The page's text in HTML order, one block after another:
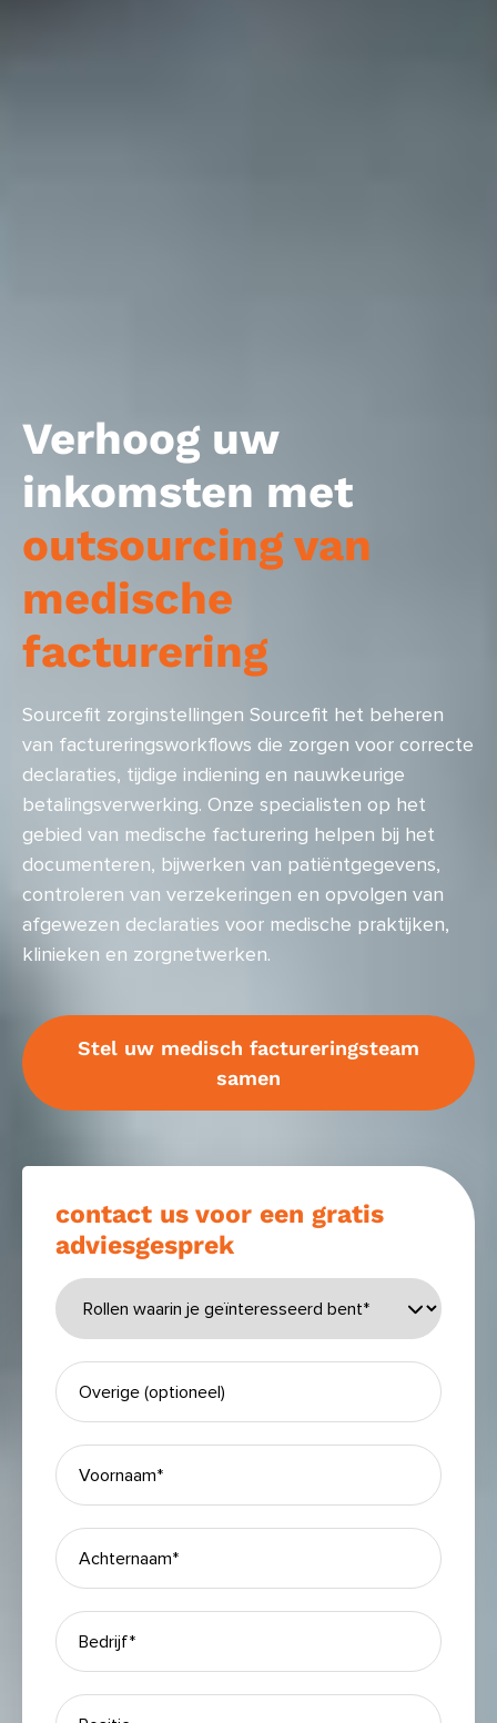
Verhoog uw
inkomsten met
outsourcing van
medische
facturering
Sourcefit zorginstellingen Sourcefit het beheren
van factureringsworkflows die zorgen voor correcte
declaraties, tijdige indiening en nauwkeurige
betalingsverwerking. Onze specialisten op het
gebied van medische facturering helpen bij het
documenteren, bijwerken van patiëntgegevens,
controleren van verzekeringen en opvolgen van
afgewezen declaraties voor medische praktijken,
klinieken en zorgnetwerken.
Stel uw medisch factureringsteam
samen
contact us voor een gratis
adviesgesprek